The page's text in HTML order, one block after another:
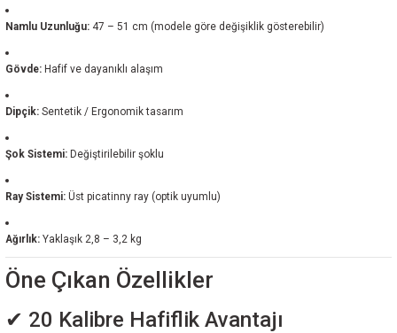
Namlu Uzunluğu: 47 – 51 cm (modele göre değişiklik gösterebilir)
Gövde: Hafif ve dayanıklı alaşım
Dipçik: Sentetik / Ergonomik tasarım
Şok Sistemi: Değiştirilebilir şoklu
Ray Sistemi: Üst picatinny ray (optik uyumlu)
Ağırlık: Yaklaşık 2,8 – 3,2 kg
Öne Çıkan Özellikler
✔ 20 Kalibre Hafiflik Avantajı